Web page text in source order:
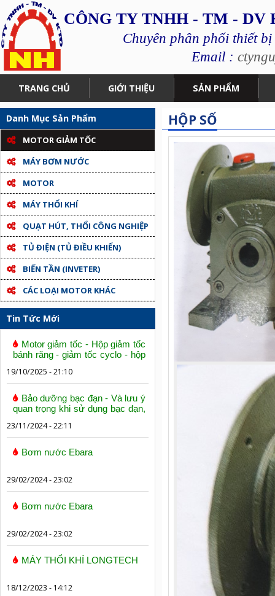
CÔNG TY TNHH - TM -
Chuyên phân phối thiết
Email :
TRANG CHỦ GIỚI THIỆU SẢN PHẨM
Danh Mục Sản Phẩm
MOTOR GIẢM TỐC
MÁY BƠM NƯỚC
MOTOR
MÁY THỔI KHÍ
QUẠT HÚT, THỔI CÔNG NGHIỆP
TỦ ĐIỆN (TỦ ĐIỀU KHIỂN)
BIẾN TẦN (INVETER)
CÁC LOẠI MOTOR KHÁC
Tin Tức Mới
Motor giảm tốc - Hộp giảm tốc
bánh răng - giảm tốc cyclo - hộp
19/10/2025 - 21:10
Bảo dưỡng bạc đạn - Và lưu ý
quan trọng khi sử dụng bạc đạn,
23/11/2024 - 22:11
Bơm nước Ebara
29/02/2024 - 23:02
Bơm nước Ebara
29/02/2024 - 23:02
MÁY THỔI KHÍ LONGTECH
18/12/2023 - 14:12
HỘP SỐ